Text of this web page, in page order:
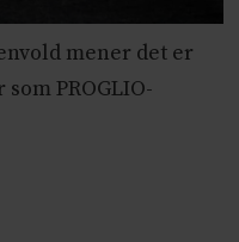
mener det er
PROGLIO-